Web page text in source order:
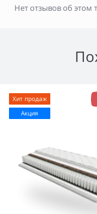
Нет отзывов об этом
Хит продаж
Акция